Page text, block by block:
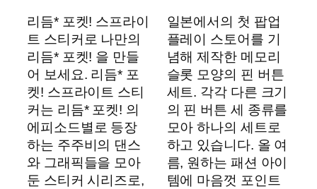
리듬* 포켓! 스프라이
트 스티커로 나만의
리듬* 포켓! 을 만들
어 보세요. 리듬* 포
켓! 스프라이트 스티
커는 리듬* 포켓! 의
에피소드별로 등장
하는 주주비의 댄스
와 그래픽들을 모아
둔 스티커 시리즈로,
일본에서의 첫 팝업
플레이 스토어를 기
념해 제작한 메모리
슬롯 모양의 핀 버튼
세트. 각각 다른 크기
의 핀 버튼 세 종류를
모아 하나의 세트로
하고 있습니다. 올 여
름, 원하는 패션 아이
템에 마음껏 포인트